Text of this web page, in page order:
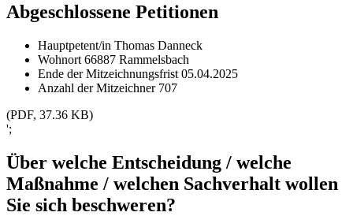
Abgeschlossene Petitionen
Hauptpetent/in Thomas Danneck
Wohnort 66887 Rammelsbach
Ende der Mitzeichnungsfrist 05.04.2025
Anzahl der Mitzeichner 707
(PDF, 37.36 KB)
';
Über welche Entscheidung / welche
Maßnahme / welchen Sachverhalt wollen
Sie sich beschweren?